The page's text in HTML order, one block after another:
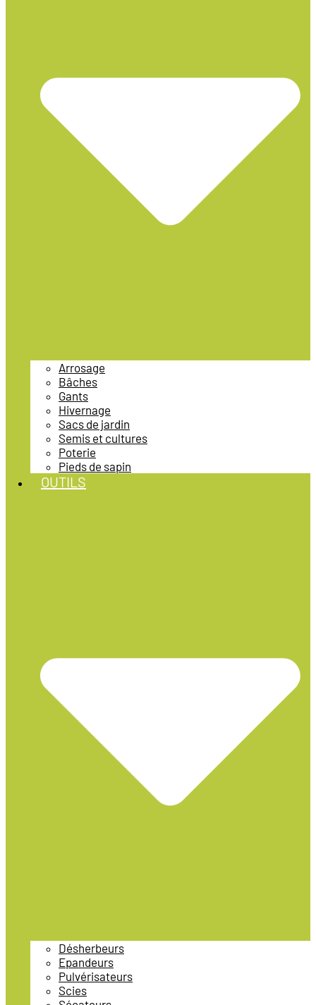
Arrosage
Bâches
Gants
Hivernage
Sacs de jardin
Semis et cultures
Poterie
Pieds de sapin
OUTILS
Désherbeurs
Epandeurs
Pulvérisateurs
Scies